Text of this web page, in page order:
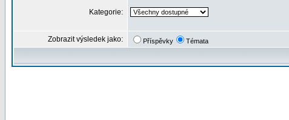
Kategorie:
Zobrazit výsledek jako: Příspěvky Témata